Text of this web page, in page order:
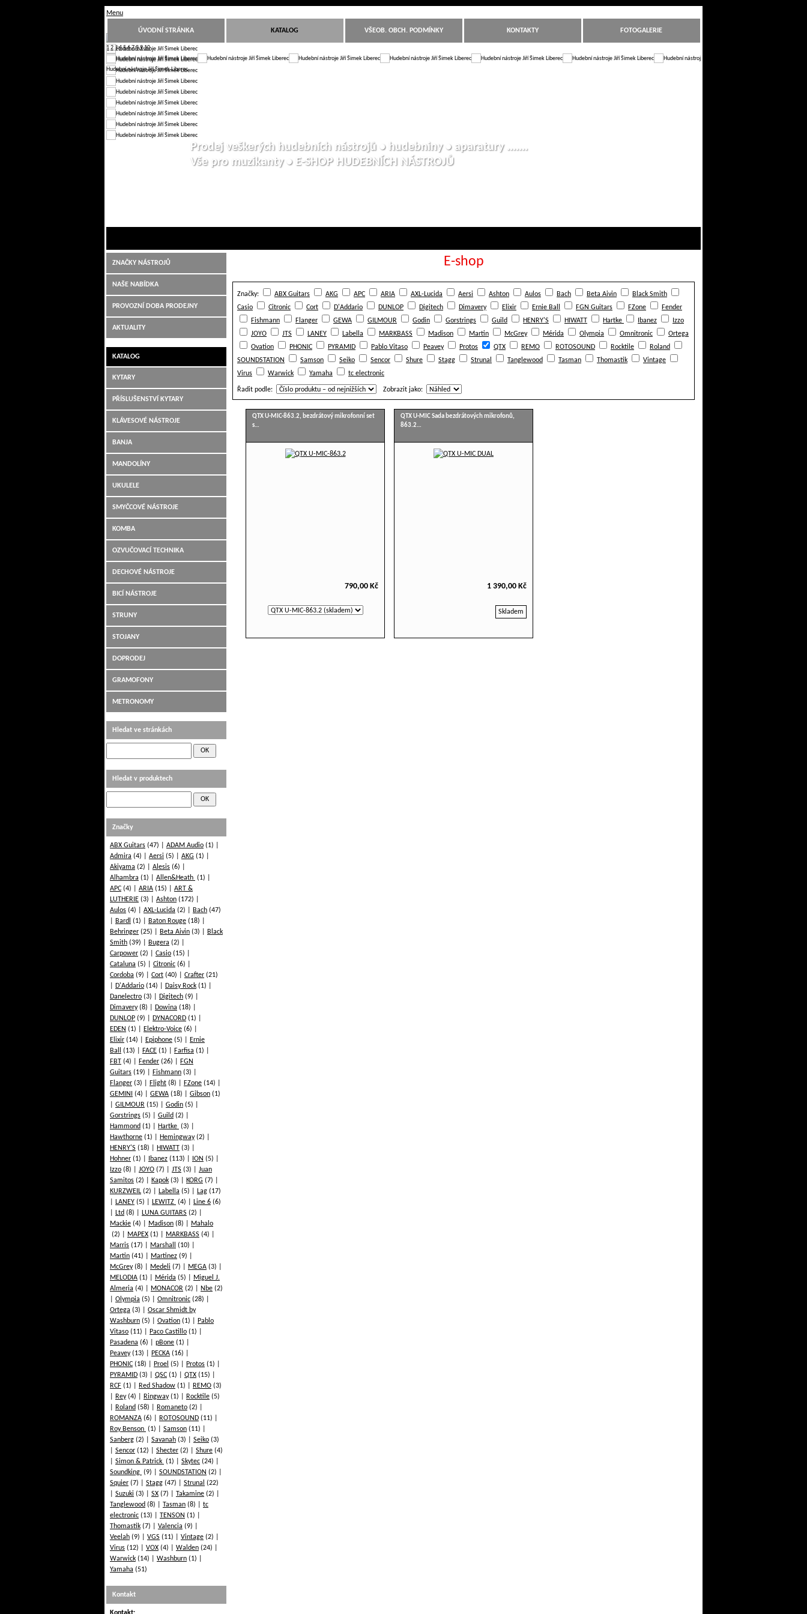
Menu
ÚVODNÍ STRÁNKA KATALOG VŠEOB. OBCH. PODMÍNKY KONTAKTY FOTOGALERIE
12345678910
Hudební nástroje Jiří Šimek Liberec
Prodej veškerých hudebních nástrojů • hudebniny • aparatury .......
Vše pro muzikanty • E-SHOP HUDEBNÍCH NÁSTROJŮ
E-shop
Značky: ABX Guitars AKG APC ARIA AXL-Lucida Aersi Ashton Aulos Bach Beta Aivin
Black Smith
Casio
Citronic Cort D'Addario DUNLOP Digitech Dimavery Elixir Ernie Ball FGN Guitars FZone
Fender
Fishmann
Flanger GEWA GILMOUR Godin Gorstrings Guild HENRY'S HIWATT Hartke Ibanez
Izzo
JOYO
JTS LANEY Labella MARKBASS Madison Martin McGrey Mérida Olympia Omnitronic
Ortega
Ovation
PHONIC PYRAMID Pablo Vitaso Peavey Protos QTX REMO ROTOSOUND Rocktile
Roland
SOUNDSTATION
Samson Seiko Sencor Shure Stagg Strunal Tanglewood Tasman Thomastik
Vintage
Virus
Warwick Yamaha tc electronic
Řadit podle: Zobrazit jako:
QTX U-MIC-863.2, bezdrátový mikrofonní set
s…
790,00 Kč
QTX U-MIC Sada bezdrátových mikrofonů,
863.2…
1 390,00 Kč
Skladem
ZNAČKY NÁSTROJŮ
NAŠE NABÍDKA
PROVOZNÍ DOBA PRODEJNY
AKTUALITY
KATALOG
KYTARY
PŘÍSLUŠENSTVÍ KYTARY
KLÁVESOVÉ NÁSTROJE
BANJA
MANDOLÍNY
UKULELE
SMYČCOVÉ NÁSTROJE
KOMBA
OZVUČOVACÍ TECHNIKA
DECHOVÉ NÁSTROJE
BICÍ NÁSTROJE
STRUNY
STOJANY
DOPRODEJ
GRAMOFONY
METRONOMY
Hledat ve stránkách
Hledat v produktech
Značky
ABX Guitars (47) ADAM Audio (1)
Admira (4) Aersi (5) AKG (1)
Akiyama (2) Alesis (6)
Alhambra (1) Allen&Heath (1)
APC (4) ARIA (15)
ART &
LUTHERIE (3) Ashton (172)
Aulos (4) AXL-Lucida (2) Bach (47)
Bardl (1) Baton Rouge (18)
Behringer (25) Beta Aivin (3)
Black
Smith (39) Bugera (2)
Carpower (2) Casio (15)
Cataluna (5) Citronic (6)
Cordoba (9) Cort (40) Crafter (21)
D'Addario (14) Daisy Rock (1)
Danelectro (3) Digitech (9)
Dimavery(8) Dowina (18)
DUNLOP (9) DYNACORD (1)
EDEN (1) Elektro-Voice (6)
Elixir (14) Epiphone (5)
Ernie
Ball
(13) FACE (1) Farfisa (1)
FBT (4) Fender (26)
FGN
Guitars (19) Fishmann (3)
Flanger (3) Flight (8) FZone (14)
GEMINI
(4) GEWA (18) Gibson (1)
GILMOUR (15) Godin (5)
Gorstrings (5) Guild (2)
Hammond (1) Hartke (3)
Hawthorne (1) Hemingway(2)
HENRY'S (18) HIWATT (3)
Hohner (1) Ibanez (113) ION (5)
Izzo (8) JOYO (7) JTS (3)
Juan
Samitos (2) Kapok (3) KORG (7)
KURZWEIL (2) Labella (5) Lag (17)
LANEY (5) LEWITZ (4) Line 6 (6)
Ltd (8) LUNA GUITARS (2)
Mackie (4) Madison (8)
Mahalo
(2)
MAPEX (1) MARKBASS (4)
Marris (17) Marshall
(10)
Martin (41) Martinez (9)
McGrey(8) Medeli (7) MEGA (3)
MELODIA (1) Mérida (5)
Miguel J.
Almeria (4) MONACOR (2) Nbe (2)
Olympia (5) Omnitronic (28)
Ortega (3)
Oscar Shmidt by
Washburn (5) Ovation (1)
Pablo
Vitaso (11) Paco Castillo (1)
Pasadena (6) pBone (1)
Peavey(13) PECKA (16)
PHONIC (18) Proel (5) Protos (1)
PYRAMID (3) QSC (1) QTX (15)
RCF (1) Red Shadow (1) REMO (3)
Rey(4) Ringway(1) Rocktile (5)
Roland (58) Romaneto (2)
ROMANZA (6) ROTOSOUND (11)
Roy Benson (1) Samson (11)
Sanberg (2) Savanah (3) Seiko (3)
Sencor (12) Shecter (2) Shure (4)
Simon & Patrick (1) Skytec (24)
Soundking (9) SOUNDSTATION (2)
Squier (7) Stagg (47) Strunal (22)
Suzuki (3) SX (7) Takamine (2)
Tanglewood (8) Tasman (8)
tc
electronic (13) TENSON (1)
Thomastik (7) Valencia (9)
Veelah (9) VGS (11) Vintage (2)
Virus (12) VOX (4) Walden (24)
Warwick (14) Washburn (1)
Yamaha (51)
Kontakt